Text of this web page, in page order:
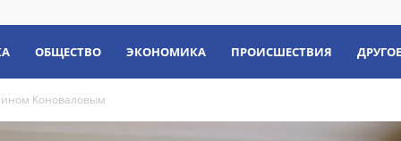
ОБЩЕСТВО ЭКОНОМИКА ПРОИСШЕСТВИЯ ДРУГОЕ
Коноваловым